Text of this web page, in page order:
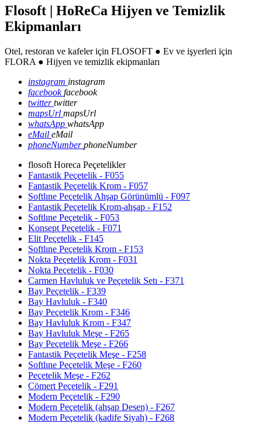
Flosoft | HoReCa Hijyen ve Temizlik
Ekipmanları
Otel, restoran ve kafeler için FLOSOFT ● Ev ve işyerleri için
FLORA ● Hijyen ve temizlik ekipmanları
instagram instagram
facebookfacebook
twittertwitter
mapsUrl mapsUrl
whatsApp whatsApp
eMail eMail
phoneNumberphoneNumber
flosoft Horeca Peçetelikler
Fantastik Peçetelik - F055
Fantastik Peçetelik Krom - F057
Softlıne Peçetelik Ahşap Görünümlü - F097
Fantastik Peçetelik Krom-ahşap - F152
Softlıne Peçetelik - F053
Konsept Peçetelik - F071
Elit Peçetelik - F145
Softlıne Peçetelik Krom - F153
Nokta Peçetelik Krom - F031
Nokta Peçetelik - F030
Carmen Havluluk ve Peçetelik Setı - F371
Bay Peçetelik - F339
Bay Havluluk - F340
Bay Peçetelik Krom - F346
Bay Havluluk Krom - F347
Bay Havluluk Meşe - F265
Bay Peçetelik Meşe - F266
Fantastik Peçetelik Meşe - F258
Softlıne Peçetelik Meşe - F260
Peçetelik Meşe - F262
Cömert Peçetelik - F291
Modern Peçetelik - F290
Modern Peçetelik (ahşap Desen) - F267
Modern Peçetelik (kadife Siyah) - F268